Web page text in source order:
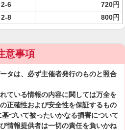
2-6
720円
2-8 800円
意事項
タは、必ず主催者発行のものと照合
ている情報の内容に関しては万全を
正確性および安全性を保証するもの
づいて被ったいかなる損害について
情報提供者は一切の責任を負いかね